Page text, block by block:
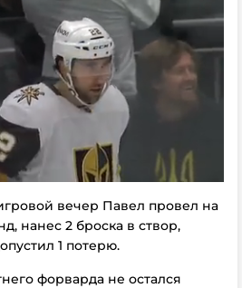
вечер Павел провел на
нанес 2 броска в створ,
1 потерю.
форварда не остался